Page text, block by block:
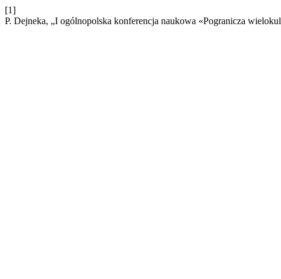
[1]
P. Dejneka, „I ogólnopolska konferencja naukowa «Pogranicza